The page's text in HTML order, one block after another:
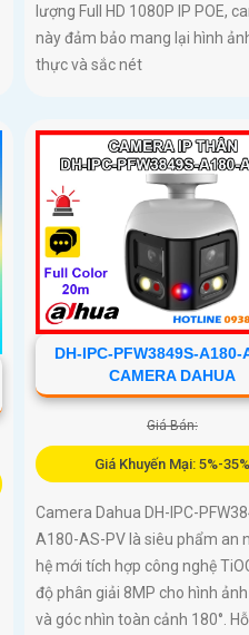
lượng Full HD 1080P IP POE,
này đảm bảo mang lại hình
thực và sắc nét
DH-IPC-PFW3849S-A180-
CAMERA DAHUA
Giá Bán:
Giá Khuyến Mại: 5%-35%
Camera Dahua DH-IPC-
A180-AS-PV là siêu phẩm an
hệ mới tích hợp công nghệ
độ phân giải 8MP cho hình
và góc nhìn toàn cảnh 180°.